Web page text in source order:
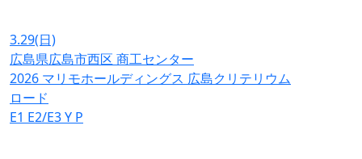
3.29(日)
広島県広島市西区 商工センター
2026 マリモホールディングス 広島クリテリウム
ロード
E1 E2/E3Y P